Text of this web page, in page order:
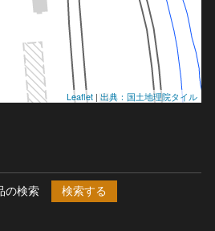
Leaflet | 出典：国土地理院タイル
の検索 検索する